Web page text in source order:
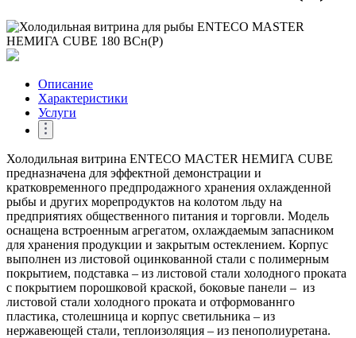
Описание
Характеристики
Услуги
Холодильная витрина ENTECO MACTER НЕМИГА CUBE
предназначена для эффектной демонстрации и
кратковременного предпродажного хранения охлажденной
рыбы и других морепродуктов на колотом льду на
предприятиях общественного питания и торговли. Модель
оснащена встроенным агрегатом, охлаждаемым запасником
для хранения продукции и закрытым остеклением. Корпус
выполнен из листовой оцинкованной стали с полимерным
покрытием, подставка – из листовой стали холодного проката
с покрытием порошковой краской, боковые панели – из
листовой стали холодного проката и отформованнго
пластика, столешница и корпус светильника – из
нержавеющей стали, теплоизоляция – из пенополиуретана.